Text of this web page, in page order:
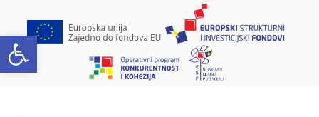
Open toolbar